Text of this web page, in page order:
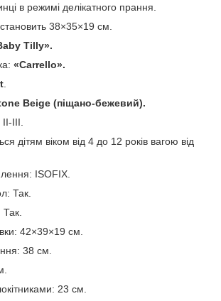
в режимі делікатного прання.
38×35×19 см.
Tilly».
«Carrello».
Beige (піщано-бежевий).
II-III.
дітям віком від 4 до 12 років вагою від
ISOFIX.
Так.
Так.
42×39×19 см.
38 см.
23 см.